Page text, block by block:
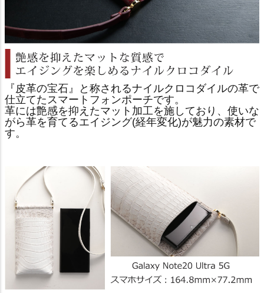
『皮革の宝石』と称されるナイルクロコダイルの革で
仕立てたスマートフォンポーチです。
革には艶感を抑えたマット加工を施しており、使いな
がら革を育てるエイジング(経年変化)が魅力の素材で
す。